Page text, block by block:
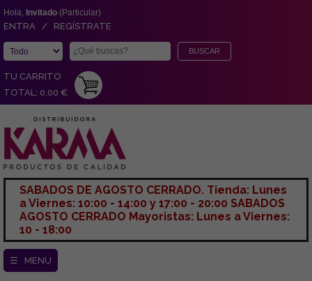
Hola, Invitado (Particular)
ENTRA / REGÍSTRATE
TU CARRITO
TOTAL: 0,00 €
SABADOS DE AGOSTO CERRADO. Tienda: Lunes
a Viernes: 10:00 - 14:00 y 17:00 - 20:00 SABADOS
AGOSTO CERRADO Mayoristas: Lunes a Viernes:
10 - 18:00
☰ MENU